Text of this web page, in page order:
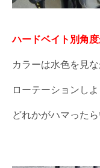
ハードベイト別角度
カラーは水色を見
ローテーションし
どれかがハマったら